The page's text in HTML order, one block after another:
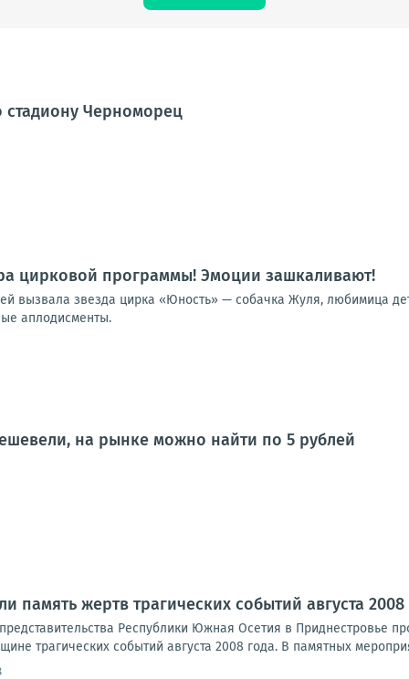
стадиону Черноморец
цирковой программы! Эмоции зашкаливают!
вызвала звезда цирка «Юность» — собачка Жуля, любимица
аплодисменты.
на рынке можно найти по 5 рублей
память жертв трагических событий августа 2008
Республики Южная Осетия в Приднестровье
трагических событий августа 2008 года. В памятных